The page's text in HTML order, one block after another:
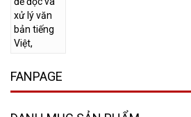
FANPAGE